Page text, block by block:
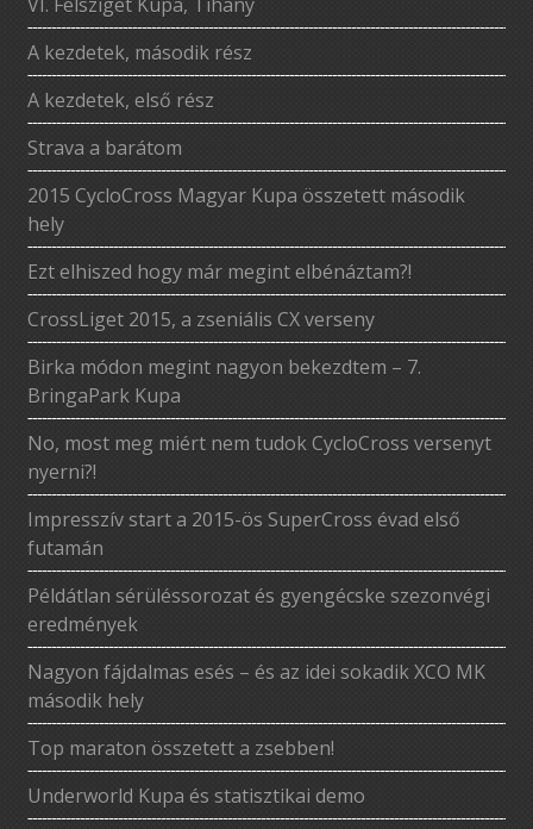
A kezdetek, második rész
A kezdetek, első rész
Strava a barátom
2015 CycloCross Magyar Kupa összetett második
hely
Ezt elhiszed hogy már megint elbénáztam?!
CrossLiget 2015, a zseniális CX verseny
Birka módon megint nagyon bekezdtem – 7.
BringaPark Kupa
No, most meg miért nem tudok CycloCross versenyt
nyerni?!
Impresszív start a 2015-ös SuperCross évad első
futamán
Példátlan sérüléssorozat és gyengécske szezonvégi
eredmények
Nagyon fájdalmas esés – és az idei sokadik XCO MK
második hely
Top maraton összetett a zsebben!
Underworld Kupa és statisztikai demo